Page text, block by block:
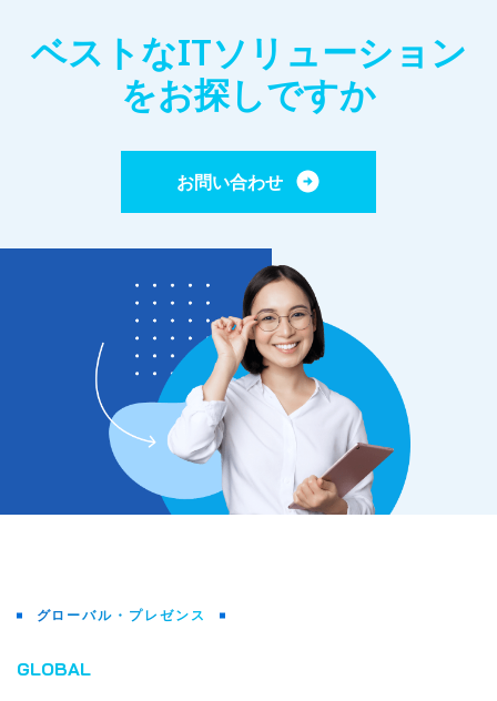
ベストなITソリューション
をお探しですか
お問い合わせ
グローバル・プレゼンス
GLOBAL